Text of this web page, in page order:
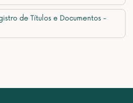
de Títulos e Documentos -